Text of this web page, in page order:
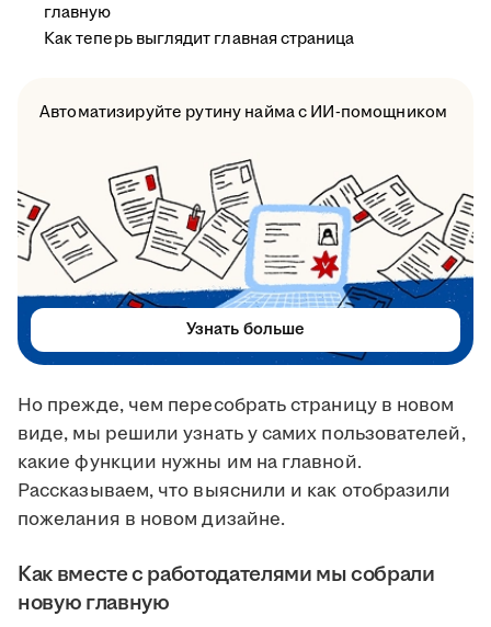
Но прежде, чем пересобрать страницу в новом
виде, мы решили узнать у самих пользователей,
какие функции нужны им на главной.
Рассказываем, что выяснили и как отобразили
пожелания в новом дизайне.
Как вместе с работодателями мы собрали
новую главную
главную
Как теперь выглядит главная страница
Автоматизируйте рутину найма с ИИ-помощником
Узнать больше